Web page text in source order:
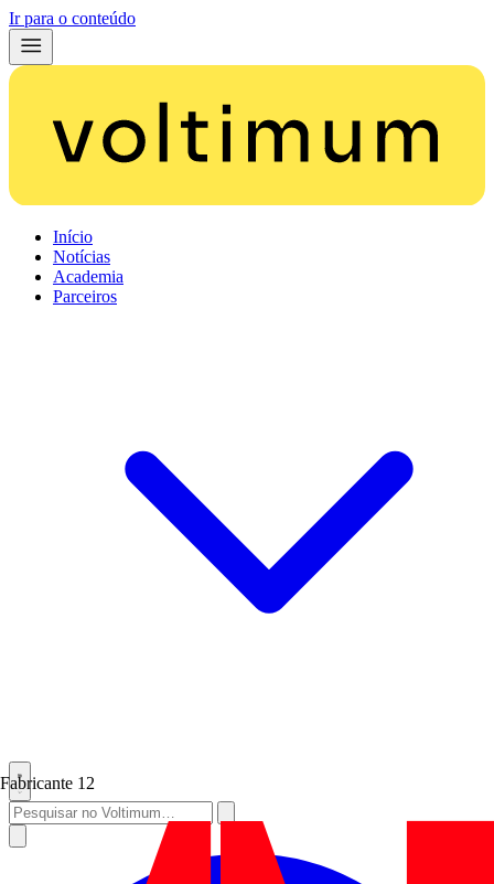
Ir para o conteúdo
Início
Notícias
Academia
Parceiros
Fabricante 12